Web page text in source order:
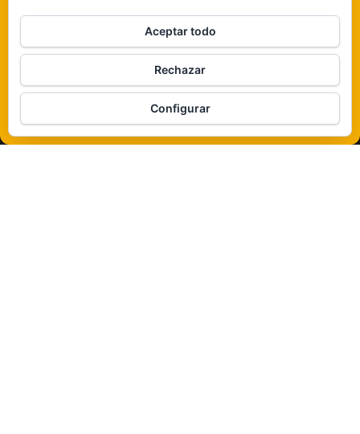
De ninguna manera
Veámos que hay aquí
Política de cookies
Funciona gracias aWordPress |Tema:Envo Magazine
Aceptar todo
Rechazar
Configurar